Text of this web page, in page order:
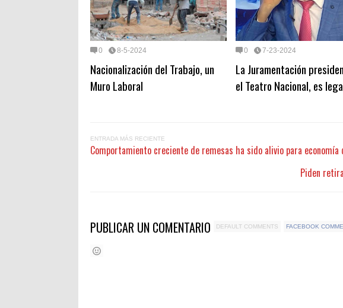
0 8-5-2024
Nacionalización del Trabajo, un
Muro Laboral
0 7-23-2024
La Juramentación
el Teatro Nacional, es
ENTRADA MÁS RECIENTE
Comportamiento creciente de remesas ha sido alivio para economía
Piden
PUBLICAR UN COMENTARIO DEFAULT COMMENTS FACEBOOK